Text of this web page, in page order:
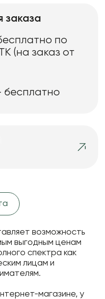
заказа
по
(на заказ от
бесплатно
возможность
выгодным ценам
спектра как
лицам и
магазине, у